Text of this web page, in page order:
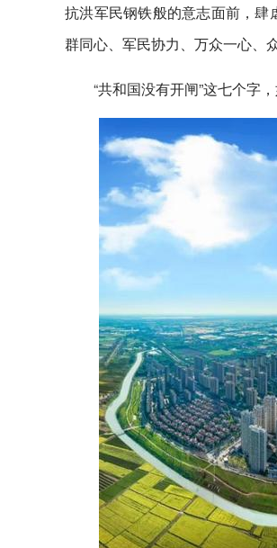
抗洪军民钢铁般的意志面前，
群同心、军民协力、万众一心、
“共和国没有开闸”这七个字